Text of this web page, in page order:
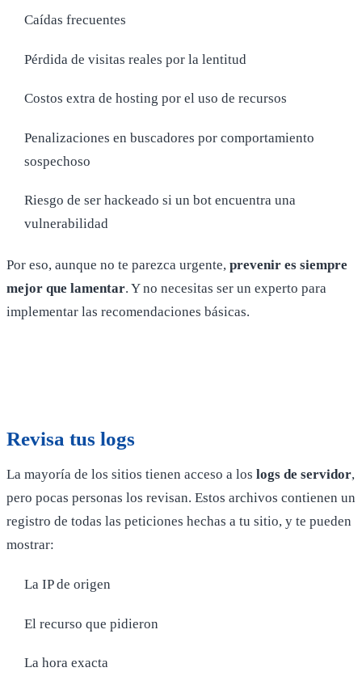
Caídas frecuentes
Pérdida de visitas reales por la lentitud
Costos extra de hosting por el uso de recursos
Penalizaciones en buscadores por comportamiento
sospechoso
Riesgo de ser hackeado si un bot encuentra una
vulnerabilidad
Por eso, aunque no te parezca urgente, prevenir es siempre
mejor que lamentar. Y no necesitas ser un experto para
implementar las recomendaciones básicas.
Revisa tus logs
La mayoría de los sitios tienen acceso a los logs de servidor,
pero pocas personas los revisan. Estos archivos contienen un
registro de todas las peticiones hechas a tu sitio, y te pueden
mostrar:
La IP de origen
El recurso que pidieron
La hora exacta